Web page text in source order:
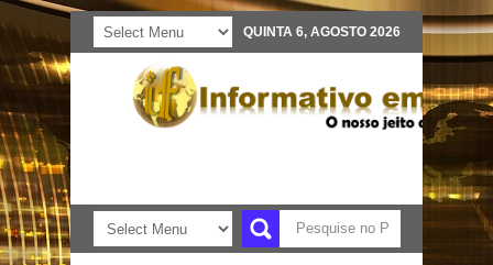
QUINTA 6, AGOSTO 2026